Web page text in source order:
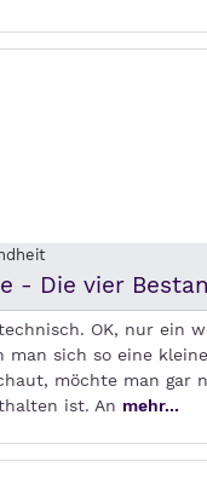
- Die vier
OK, nur ein
man sich so eine
möchte man gar
ist. An mehr...